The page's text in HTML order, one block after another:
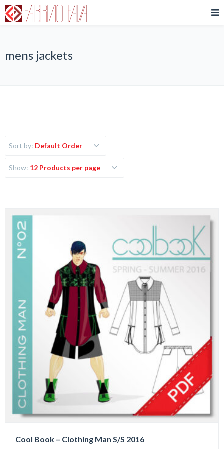
mens jackets
Sort by: Default Order
Show: 12 Products per page
Cool Book – Clothing Man S/S 2016